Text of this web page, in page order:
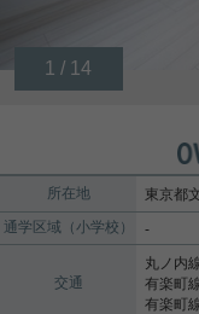
1 / 14
所在地 東京都
通学区域（小学校）
-
交通
丸ノ内
有楽町
有楽町